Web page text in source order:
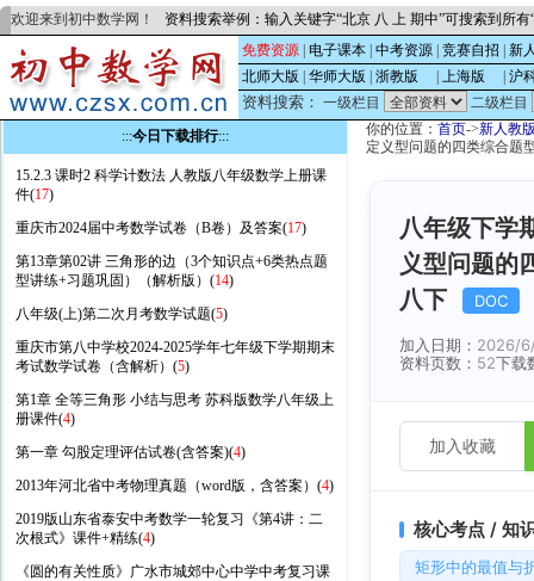
欢迎来到初中数学网！ 资料搜索举例：输入关键字“北京 八 上 期中”可搜索到所
免费资源 电子课本 中考资源 竞赛自招
新
北师大版
华师大版 浙教版 上海版 沪
资料搜索： 一级栏目
二级栏目
:::今日下载排行:::
15.2.3 课时2 科学计数法 人教版八年级数学上册课
件(17)
重庆市2024届中考数学试卷（B卷）及答案(17)
第13章第02讲 三角形的边（3个知识点+6类热点题
型讲练+习题巩固）（解析版）(14)
八年级(上)第二次月考数学试题(5)
重庆市第八中学校2024-2025学年七年级下学期期末
考试数学试卷（含解析）(5)
第1章 全等三角形 小结与思考 苏科版数学八年级上
册课件(4)
第一章 勾股定理评估试卷(含答案)(4)
2013年河北省中考物理真题（word版，含答案）(4)
2019版山东省泰安中考数学一轮复习《第4讲：二
次根式》课件+精练(4)
《圆的有关性质》广水市城郊中心中学中考复习课
你的位置： 首页->新人教
定义型问题的四类综合题
八年级下学
义型问题的
八下
DOC
加入日期： 2026/
资料页数： 52下载
加入收藏
核心考点 / 知
矩形中的最值与